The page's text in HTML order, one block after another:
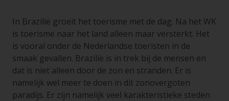
In Brazilië groeit het toerisme met de dag. Na het WK
is toerisme naar het land alleen maar versterkt. Het
is vooral onder de Nederlandse toeristen in de
smaak gevallen. Brazilië is in trek bij de mensen en
dat is niet alleen door de zon en stranden. Er is
namelijk wel meer te doen in dit zonovergoten
paradijs. Er zijn namelijk veel karakteristieke steden